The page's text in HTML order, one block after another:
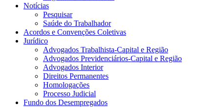
Notícias
Pesquisar
Saúde do Trabalhador
Acordos e Convenções Coletivas
Jurídico
Advogados Trabalhista-Capital e Região
Advogados Previdenciários-Capital e Região
Advogados Interior
Direitos Permanentes
Homologações
Processo Judicial
Fundo dos Desempregados